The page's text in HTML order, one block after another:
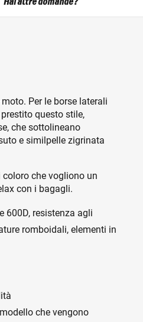
Per le borse laterali
questo stile,
che sottolineano
e similpelle zigrinata
che vogliono un
con i bagagli.
600D, resistenza agli
romboidali, elementi in
che vengono